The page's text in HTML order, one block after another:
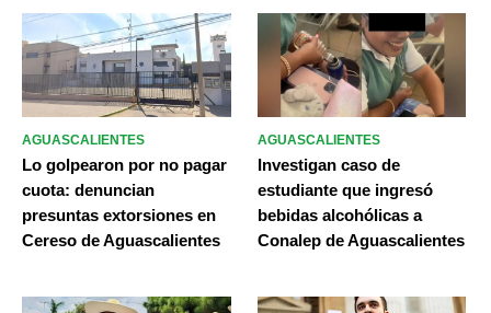
AGUASCALIENTES
Lo golpearon por no pagar
cuota: denuncian
presuntas extorsiones en
Cereso de Aguascalientes
AGUASCALIENTES
Investigan caso de
estudiante que ingresó
bebidas alcohólicas a
Conalep de Aguascalientes